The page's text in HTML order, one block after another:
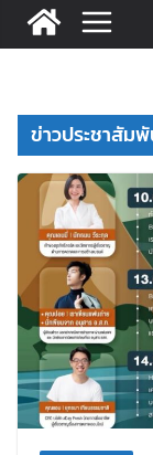
ข่าวประชาสัม